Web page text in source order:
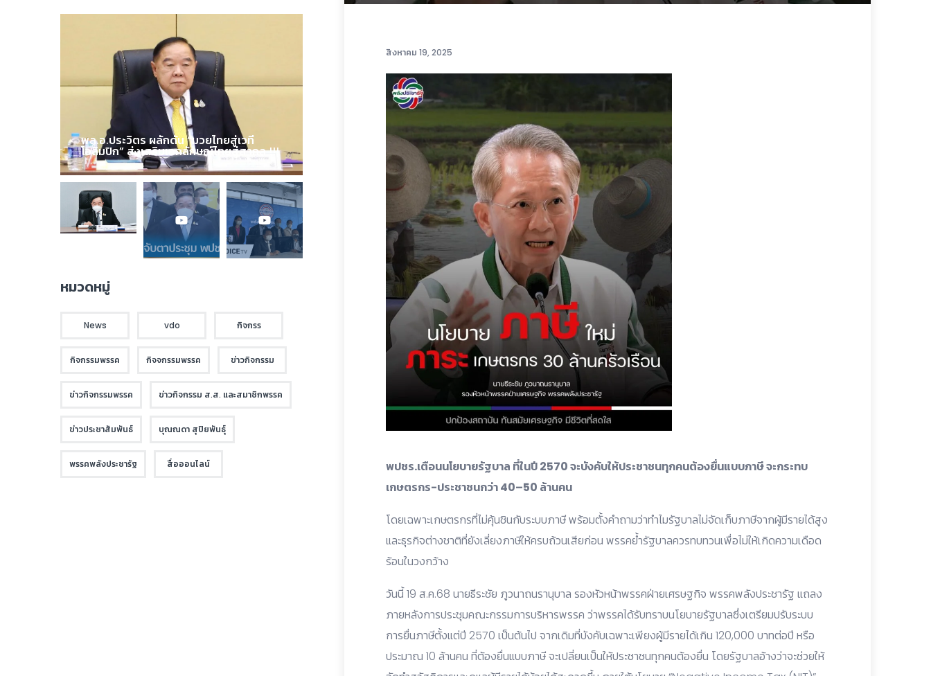
สิงหาคม 19, 2025
พปชร.เตือนนโยบายรัฐบาล ที่ในปี 2570 จะบังคับให้ประชาชนทุกคนต้องยื่นแบบภาษี จะกระทบ
เกษตรกร-ประชาชนกว่า 40–50 ล้านคน
โดยเฉพาะเกษตรกรที่ไม่คุ้นชินกับระบบภาษี พร้อมตั้งคำถามว่าทำไมรัฐบาลไม่จัดเก็บภาษีจากผู้มีรายได้สูง
และธุรกิจต่างชาติที่ยังเลี่ยงภาษีให้ครบถ้วนเสียก่อน พรรคย้ำรัฐบาลควรทบทวนเพื่อไม่ให้เกิดความเดือด
ร้อนในวงกว้าง
วันนี้ 19 ส.ค.68 นายธีระชัย ภูวนาถนรานุบาล รองหัวหน้าพรรคฝ่ายเศรษฐกิจ พรรคพลังประชารัฐ แถลง
ภายหลังการประชุมคณะกรรมการบริหารพรรค ว่าพรรคได้รับทราบนโยบายรัฐบาลซึ่งเตรียมปรับระบบ
การยื่นภาษีตั้งแต่ปี 2570 เป็นต้นไป จากเดิมที่บังคับเฉพาะเพียงผู้มีรายได้เกิน 120,000 บาทต่อปี หรือ
ประมาณ 10 ล้านคน ที่ต้องยื่นแบบภาษี จะเปลี่ยนเป็นให้ประชาชนทุกคนต้องยื่น โดยรัฐบาลอ้างว่าจะช่วยให้
พล.อ.ประวิตร ผลักดัน “มวยไทยสู่เวที
โอลิมปิก” ส่งเสริมเอกลักษณ์ไทยสู่สากล !!!
หมวดหมู่
News vdo กิจกรร
กิจกรรมพรรค กิจจกรรมพรรค ข่าวกิจกรรม
ข่าวกิจกรรมพรรค ข่าวกิจกรรม ส.ส. และสมาชิกพรรค
ข่าวประชาสัมพันธ์ บุณณดา สุปิยพันธุ์
พรรคพลังประชารัฐ สื่อออนไลน์